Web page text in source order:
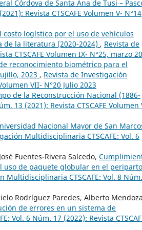
Córdova de Santa Ana de Tusi –
Revista CTSCAFE Volumen V- N°14
costo logístico por el uso de vehículos
la literatura (2020-2024) , Revista de
CTSCAFE Volumen IX- N°25, marzo
reconocimiento biométrico para el
2023 , Revista de Investigación
VII- N°20 Julio 2023
de la Reconstrucción Nacional (1886-
13 (2021): Revista CTSCAFE Volumen
Nacional Mayor de San
Multidisciplinaria CTSCAFE: Vol. 6
Fuentes-Rivera Salcedo,
uso de paquete globular en el
Multidisciplinaria CTSCAFE: Vol. 8
Rodríguez Paredes, Alberto
de errores en un sistema de
Vol. 6 Núm. 17 (2022): Revista